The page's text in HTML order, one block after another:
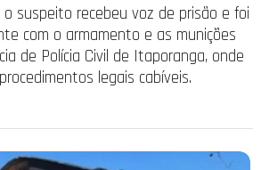
suspeito recebeu voz de prisão e foi
com o armamento e as munições
de Polícia Civil de Itaporanga, onde
legais cabíveis.